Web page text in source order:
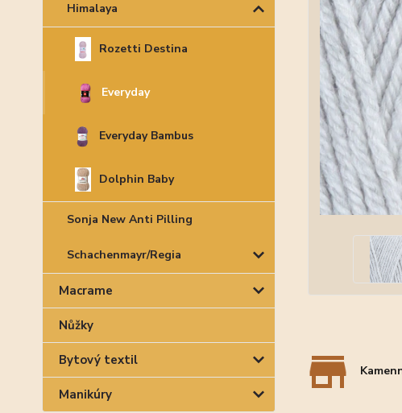
Himalaya
Rozetti Destina
Everyday
Everyday Bambus
Dolphin Baby
Sonja New Anti Pilling
Schachenmayr/Regia
Macrame
Nůžky
Bytový textil
Manikúry